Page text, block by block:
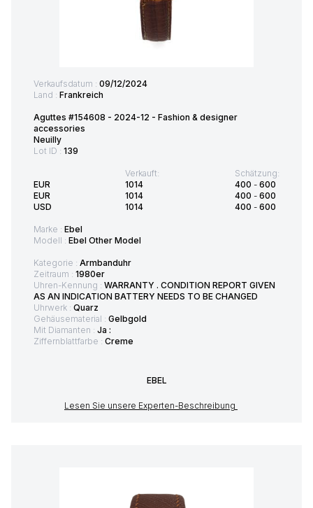
Verkaufsdatum : 09/12/2024
Land : Frankreich
Aguttes #154608 - 2024-12 - Fashion & designer
accessories
Neuilly
Lot ID : 139
EUR
EUR
USD
Verkauft:
1014
1014
1014
Schätzung:
400 - 600
400 - 600
400 - 600
Marke : Ebel
Modell : Ebel Other Model
Kategorie : Armbanduhr
Zeitraum : 1980er
Uhren-Kennung : WARRANTY . CONDITION REPORT GIVEN
AS AN INDICATION BATTERY NEEDS TO BE CHANGED
Uhrwerk : Quarz
Gehäusematerial : Gelbgold
Mit Diamanten : Ja :
Ziffernblattfarbe : Creme
EBEL
Lesen Sie unsere Experten-Beschreibung